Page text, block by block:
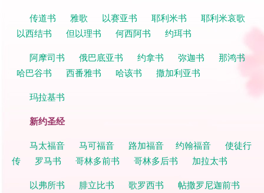
传道书
雅歌 以赛亚书 耶利米书
耶利米哀歌
以西结书
但以理书 何西阿书
约珥书
阿摩司书
俄巴底亚书 约拿书 弥迦书
那鸿书
哈巴谷书
西番雅书 哈该书
撒加利亚书
玛拉基书
新约圣经
马太福音 马可福音 路加福音 约翰福音
使徒行
传
罗马书 哥林多前书 哥林多后书
加拉太书
以弗所书
腓立比书 歌罗西书
帖撒罗尼迦前书